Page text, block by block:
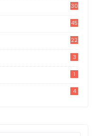
30
45
22
3
1
4